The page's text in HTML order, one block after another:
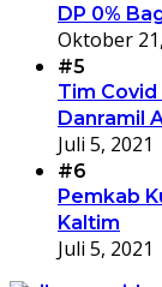
DP 0%
Oktober
#5
Tim
Danramil
Juli 5, 2021
#6
Pemkab
Kaltim
Juli 5, 2021